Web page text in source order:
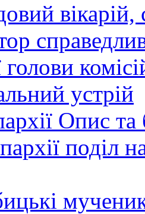
вікарій,
голови
устрій
Опис та
поділ